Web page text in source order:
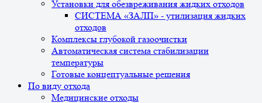
Установки для обезвреживания жидких отходов
СИСТЕМА «ЗАЛП» - утилизация жидких
отходов
Комплексы глубокой газоочистки
Автоматическая система стабилизации
температуры
Готовые концептуальные решения
По виду отхода
Медицинские отходы